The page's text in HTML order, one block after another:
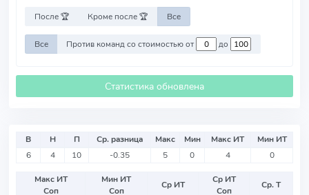
После 🏆 Кроме после 🏆 Все
Все Против команд со стоимостью от до
Статистика обновлена
В Н П Ср. разница Макс Мин Макс ИТ
Мин ИТ
6
4 10 -0.35 5 0 4 0
Макс ИТ
Соп
Мин ИТ
Соп
Ср ИТ
Ср ИТ
Соп
Ср. Т